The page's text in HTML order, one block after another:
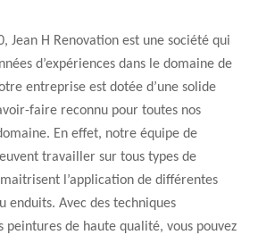
Jean H Renovation est une société qui
d’expériences dans le domaine de
entreprise est dotée d’une solide
faire reconnu pour toutes nos
En effet, notre équipe de
travailler sur tous types de
l’application de différentes
enduits. Avec des techniques
peintures de haute qualité, vous pouvez